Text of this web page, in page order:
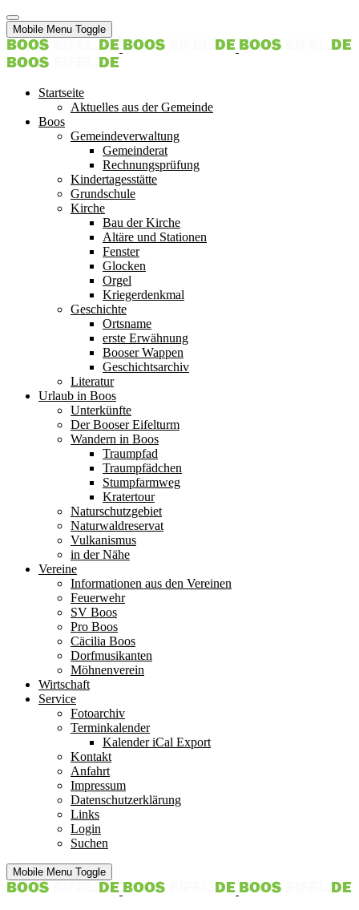
Mobile Menu Toggle
Startseite
Aktuelles aus der Gemeinde
Boos
Gemeindeverwaltung
Gemeinderat
Rechnungsprüfung
Kindertagesstätte
Grundschule
Kirche
Bau der Kirche
Altäre und Stationen
Fenster
Glocken
Orgel
Kriegerdenkmal
Geschichte
Ortsname
erste Erwähnung
Booser Wappen
Geschichtsarchiv
Literatur
Urlaub in Boos
Unterkünfte
Der Booser Eifelturm
Wandern in Boos
Traumpfad
Traumpfädchen
Stumpfarmweg
Kratertour
Naturschutzgebiet
Naturwaldreservat
Vulkanismus
in der Nähe
Vereine
Informationen aus den Vereinen
Feuerwehr
SV Boos
Pro Boos
Cäcilia Boos
Dorfmusikanten
Möhnenverein
Wirtschaft
Service
Fotoarchiv
Terminkalender
Kalender iCal Export
Kontakt
Anfahrt
Impressum
Datenschutzerklärung
Links
Login
Suchen
Mobile Menu Toggle